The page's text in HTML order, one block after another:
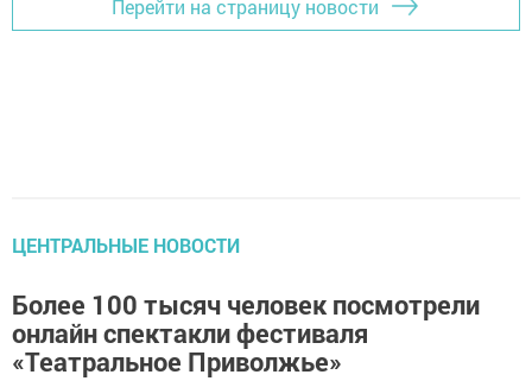
Перейти на страницу новости
ЦЕНТРАЛЬНЫЕ НОВОСТИ
Более 100 тысяч человек посмотрели
онлайн спектакли фестиваля
«Театральное Приволжье»